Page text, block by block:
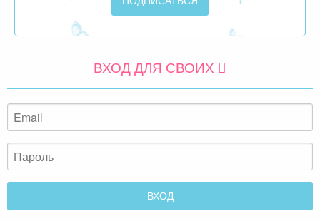
ВХОД ДЛЯ СВОИХ